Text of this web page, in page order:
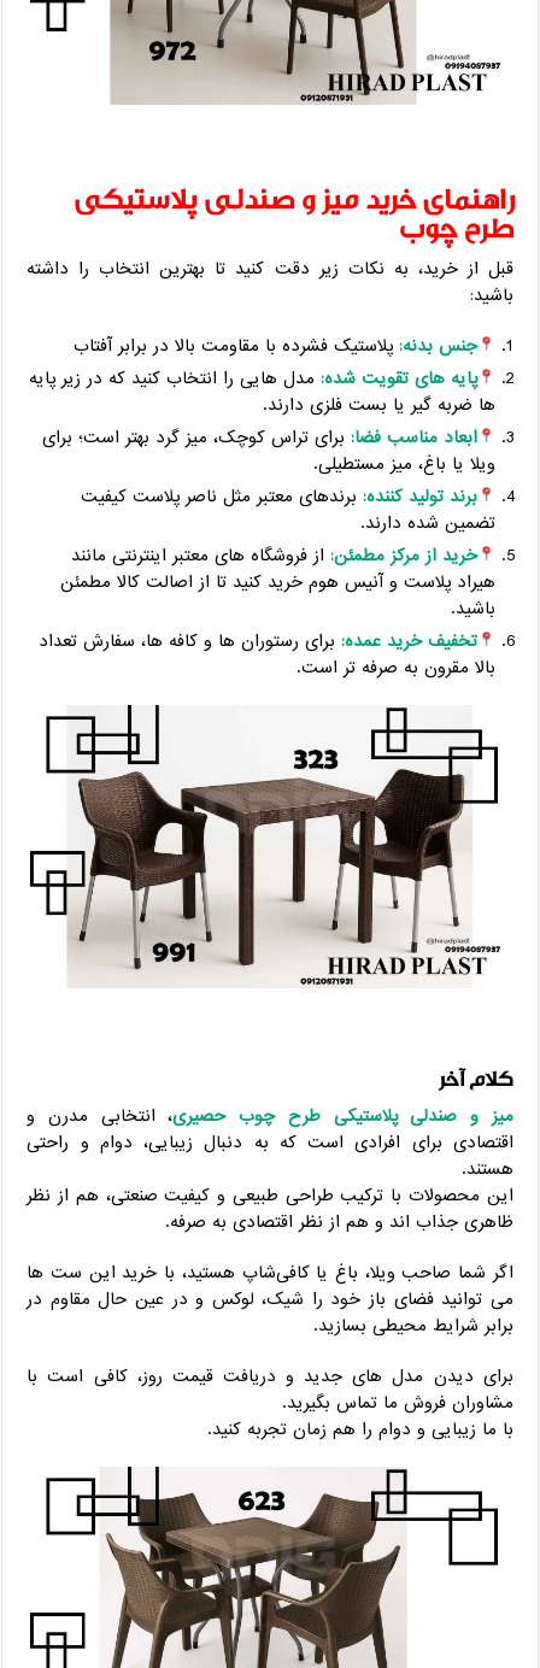
راهنمای خرید میز و صندلی پلاستیکی
طرح چوب
قبل از خرید، به نکات زیر دقت کنید تا بهترین انتخاب را داشته
باشید:
جنس بدنه: پلاستیک فشرده با مقاومت بالا در برابر آفتاب
پایه ‌های تقویت‌ شده: مدل ‌هایی را انتخاب کنید که در زیر پایه‌
ها ضربه‌ گیر یا بست فلزی دارند.
ابعاد مناسب فضا: برای تراس کوچک، میز گرد بهتر است؛ برای
ویلا یا باغ، میز مستطیلی.
برند تولید کننده: برندهای معتبر مثل ناصر پلاست کیفیت
تضمین‌ شده دارند.
خرید از مرکز مطمئن: از فروشگاه‌ های معتبر اینترنتی مانند
هیراد پلاست و آنیس هوم خرید کنید تا از اصالت کالا مطمئن
باشید.
تخفیف خرید عمده: برای رستوران ‌ها و کافه ‌ها، سفارش تعداد
بالا مقرون‌ به ‌صرفه ‌تر است.
کلام آخر
میز و صندلی پلاستیکی طرح چوب حصیری، انتخابی مدرن و
اقتصادی برای افرادی است که به دنبال زیبایی، دوام و راحتی
هستند.
این محصولات با ترکیب طراحی طبیعی و کیفیت صنعتی، هم از نظر
ظاهری جذاب ‌اند و هم از نظر اقتصادی به ‌صرفه.
اگر شما صاحب ویلا، باغ یا کافی‌شاپ هستید، با خرید این ست‌ ها
می‌ توانید فضای باز خود را شیک، لوکس و در عین حال مقاوم در
برابر شرایط محیطی بسازید.
برای دیدن مدل‌ های جدید و دریافت قیمت روز، کافی است با
مشاوران فروش ما تماس بگیرید.
با ما زیبایی و دوام را هم ‌زمان تجربه کنید.